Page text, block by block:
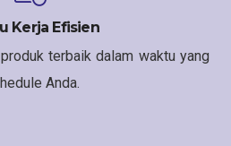
Kerja Efisien
terbaik dalam waktu yang
Anda.